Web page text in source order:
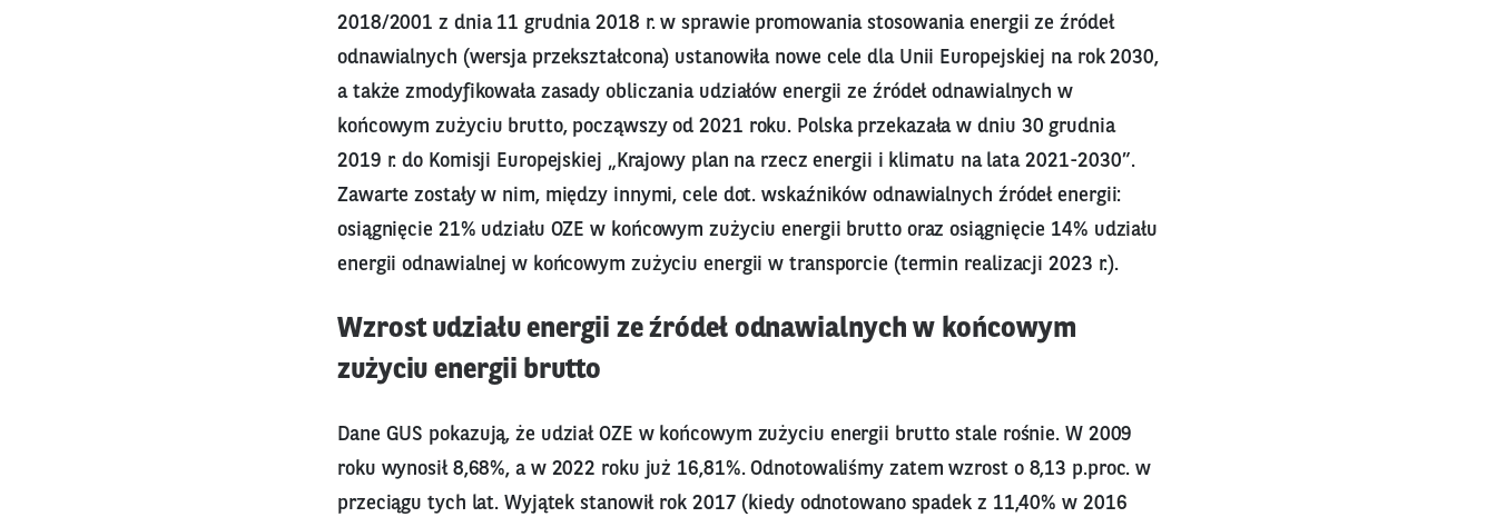
2018/2001 z dnia 11 grudnia 2018 r. w sprawie promowania stosowania energii ze źródeł
odnawialnych (wersja przekształcona) ustanowiła nowe cele dla Unii Europejskiej na rok 2030,
a także zmodyfikowała zasady obliczania udziałów energii ze źródeł odnawialnych w
końcowym zużyciu brutto, począwszy od 2021 roku. Polska przekazała w dniu 30 grudnia
2019 r. do Komisji Europejskiej „Krajowy plan na rzecz energii i klimatu na lata 2021-2030”.
Zawarte zostały w nim, między innymi, cele dot. wskaźników odnawialnych źródeł energii:
osiągnięcie 21% udziału OZE w końcowym zużyciu energii brutto oraz osiągnięcie 14% udziału
energii odnawialnej w końcowym zużyciu energii w transporcie (termin realizacji 2023 r.).
Wzrost udziału energii ze źródeł odnawialnych w końcowym
zużyciu energii brutto
Dane GUS pokazują, że udział OZE w końcowym zużyciu energii brutto stale rośnie. W 2009
roku wynosił 8,68%, a w 2022 roku już 16,81%. Odnotowaliśmy zatem wzrost o 8,13 p.proc. w
przeciągu tych lat. Wyjątek stanowił rok 2017 (kiedy odnotowano spadek z 11,40% w 2016